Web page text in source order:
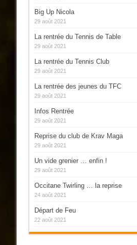
Big Up Nicola
29 août 2021
La rentrée du Tennis de Table
29 août 2021
La rentrée du Tennis Club
29 août 2021
La rentrée des jeunes du TFC
29 août 2021
Infos Rentrée
29 août 2021
Reprise du club de Krav Maga
29 août 2021
Un vide grenier … enfin !
29 août 2021
Occitane Twirling … la reprise
24 août 2021
Départ de Feu
22 août 2021